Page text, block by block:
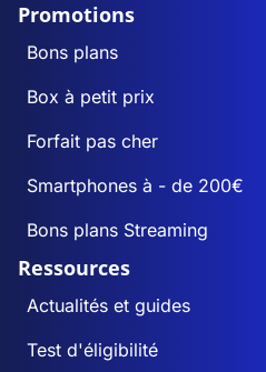
Promotions
Bons plans
Box à petit prix
Forfait pas cher
Smartphones à - de 200€
Bons plans Streaming
Ressources
Actualités et guides
Test d'éligibilité